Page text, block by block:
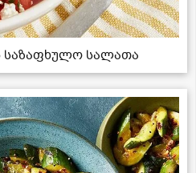
საზაფხულო სალათა